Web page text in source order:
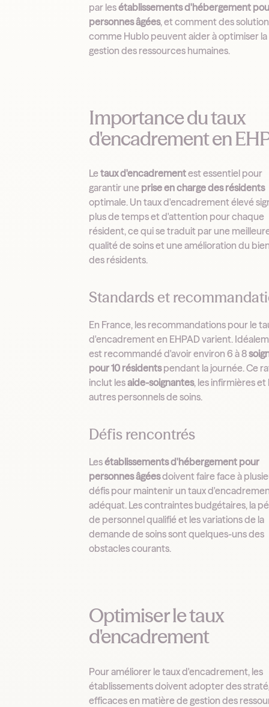
par lesétablissements d'hébergement
personnes âgées, et comment des
comme Hublo peuvent aider à optimiser la
gestion des ressources humaines.
Importance du taux
d'encadrement en
Letaux d'encadrementest essentiel pour
garantir une prise en charge des résidents
optimale. Un taux d'encadrement élevé
plus de temps et d'attention pour chaque
résident, ce qui se traduit par une
qualité de soins et une amélioration du
des résidents.
Standards et
En France, les recommandations pour le
d'encadrement en EHPAD varient.
est recommandé d'avoir environ 6 à 8
pour 10 résidentspendant la journée. Ce
inclut lesaide-soignantes, les infirmières et
autres personnels de soins.
Défis rencontrés
Lesétablissements d'hébergement pour
personnes âgéesdoivent faire face à
défis pour maintenir un taux
adéquat. Les contraintes budgétaires, la
de personnel qualifié et les variations de la
demande de soins sont quelques-uns des
obstacles courants.
Optimiser le taux
d'encadrement
Pour améliorer le taux d'encadrement, les
établissements doivent adopter des
efficaces en matière de gestion des